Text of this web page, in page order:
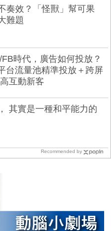
奏效？「怪獸」幫可果
難題
時代，廣告如何投放？
台流量池精準投放＋跨屏
互動新客
其實是一種和平能力的
Recommended by